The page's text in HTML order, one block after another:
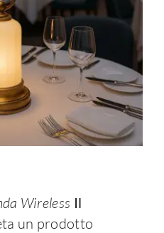
Wireless Il
un prodotto